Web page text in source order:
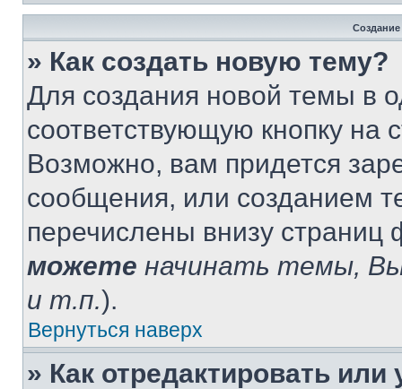
» Как создать новую тему?
Для создания новой темы в
соответствующую кнопку
Возможно, вам придется
сообщения, или созданием
перечислены внизу
можете начинать темы,
и т.п.).
Вернуться наверх
» Как отредактировать